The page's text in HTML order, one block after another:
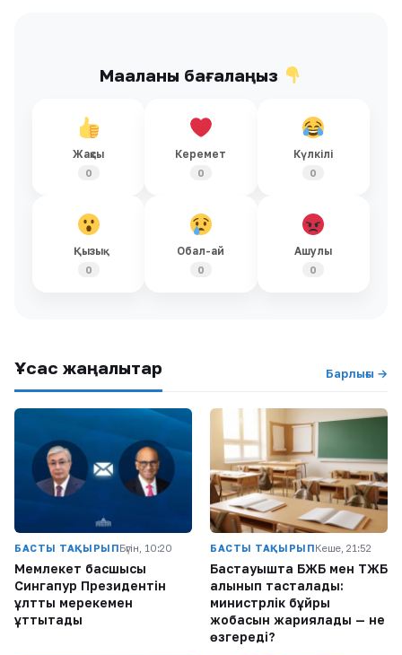
Мақаланы бағалаңыз
Жақсы
0
Керемет
0
Күлкілі
0
Қызық
0
Обал-ай
0
Ашулы
0
Ұқсас жаңалықтар Барлығы →
БАСТЫ ТАҚЫРЫПБүгін, 10:20
Мемлекет басшысы
Сингапур Президентін
ұлттық мерекемен
құттықтады
БАСТЫ ТАҚЫРЫПКеше, 21:52
Бастауышта БЖБ мен ТЖБ
алынып тасталады:
министрлік бұйрық
жобасын жариялады — не
өзгереді?